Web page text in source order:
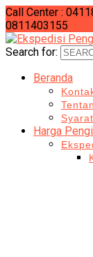
Call Center :
0811403155
Search for:
Beranda
Harga